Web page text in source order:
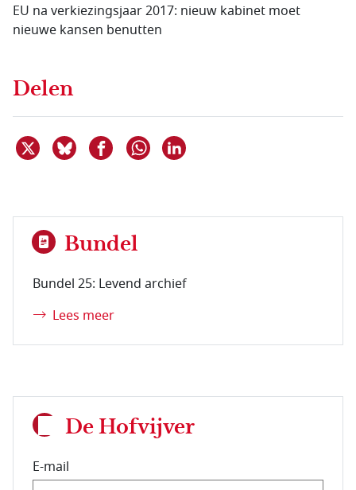
EU na verkiezingsjaar 2017: nieuw kabinet moet
nieuwe kansen benutten
Delen
Deel dit item op X
Deel dit item op Bluesky
Deel dit item op Facebook
Delen via WhatsApp
Bundel
Bundel 25: Levend archief
Lees meer
De Hofvijver
E-mail